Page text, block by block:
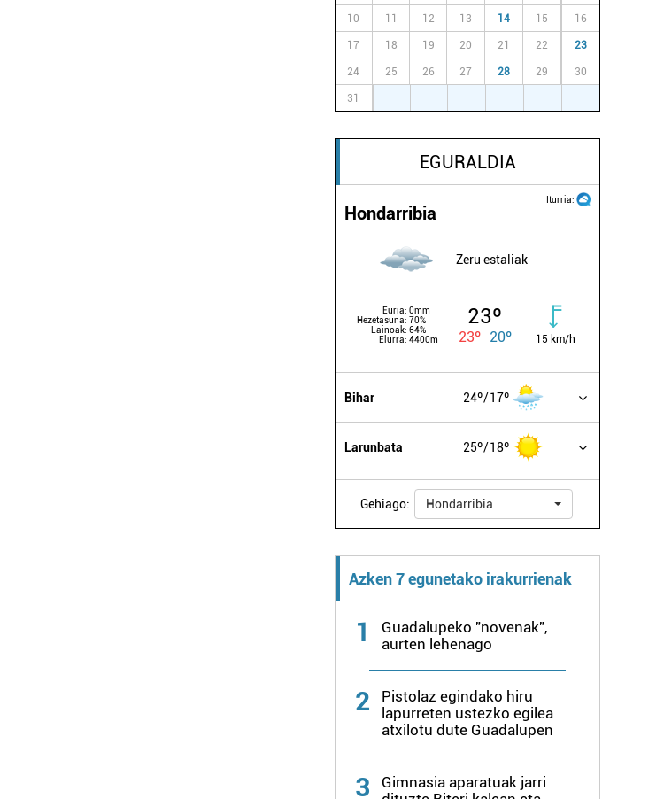
10 11 12 13 14 15 16
17 18 19 20 21 22 23
24 25 26 27 28 29 30
31
EGURALDIA
Iturria:
Hondarribia
Zeru estaliak
Euria: 0mm
Hezetasuna: 70%
Lainoak: 64%
Elurra: 4400m
23º
23º 20º 15 km/h
Bihar 24º 17º
Larunbata 25º 18º
Gehiago: Hondarribia
Azken 7 egunetako irakurrienak
1
Guadalupeko "novenak",
aurten lehenago
2
Pistolaz egindako hiru
lapurreten ustezko egilea
atxilotu dute Guadalupen
3
Gimnasia aparatuak jarri